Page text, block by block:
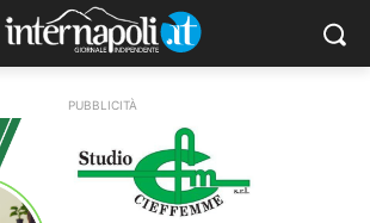
PUBBLICITÀ